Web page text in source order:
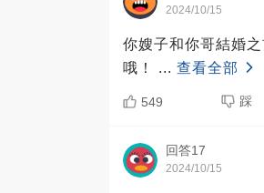
2024/10/15
你嫂子和你哥結婚
哦！ ... 查看全部
549 踩
回答17
2024/10/15